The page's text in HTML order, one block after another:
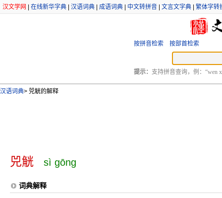
汉文学网 在线新华字典 汉语词典 成语词典 中文转拼音 文言文字典 繁体字转
按拼音检索 按部首检索
提示： 支持拼音查询，例：“wen
汉语词典> 兕觥的解释
兕觥 sì gōng
词典解释